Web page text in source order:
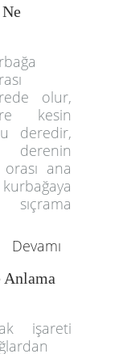
olur,
kesin
deredir,
derenin
ana
Devamı
Anlama
işareti